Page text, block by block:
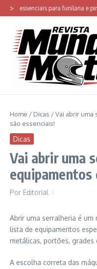
Ir para o conteúdo
> essenciais para funilaria e
Home / Dicas /Vai abrir uma
são essenciais!
Dicas
Vai abrir uma
equipamentos
Por Editorial
Abrir uma serralheria é
lista de equipamentos
metálicas, portões, grades
A escolha correta das